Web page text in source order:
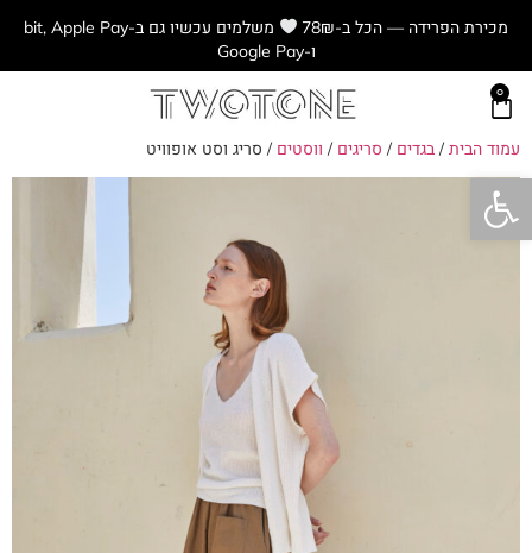
מכירת הפרידה — הכל ב-78₪
משלמים עכשיו גם ב-bit, Apple Pay
ו-Google Pay
0
עמוד הבית/ בגדים / סריגים / ווסטים / סריג וסט אופוויט
פתח סרגל נגישות